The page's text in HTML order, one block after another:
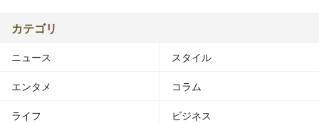
カテゴリ
ニュース スタイル
エンタメ コラム
ライフ ビジネス